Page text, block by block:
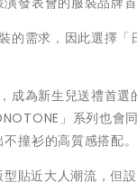
的需求，因此選擇「
成為新生兒送禮首
」系列也會同
撞衫的高質感搭配。
貼近大人潮流，但